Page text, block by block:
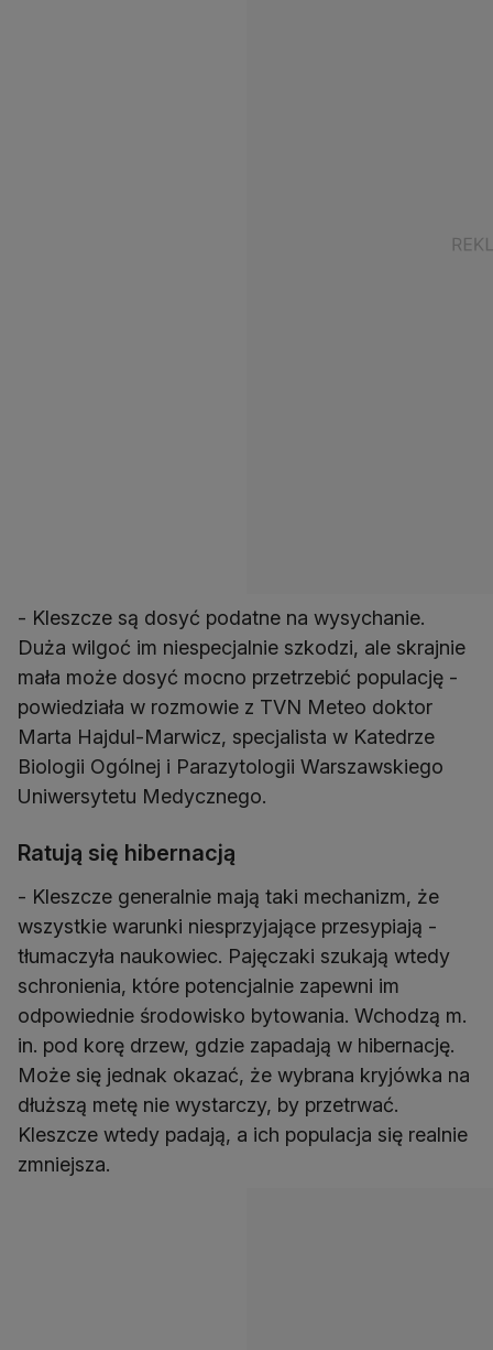
- Kleszcze są dosyć podatne na wysychanie.
Duża wilgoć im niespecjalnie szkodzi, ale skrajnie
mała może dosyć mocno przetrzebić populację -
powiedziała w rozmowie z TVN Meteo doktor
Marta Hajdul-Marwicz, specjalista w Katedrze
Biologii Ogólnej i Parazytologii Warszawskiego
Uniwersytetu Medycznego.
Ratują się hibernacją
- Kleszcze generalnie mają taki mechanizm, że
wszystkie warunki niesprzyjające przesypiają -
tłumaczyła naukowiec. Pajęczaki szukają wtedy
schronienia, które potencjalnie zapewni im
odpowiednie środowisko bytowania. Wchodzą m.
in. pod korę drzew, gdzie zapadają w hibernację.
Może się jednak okazać, że wybrana kryjówka na
dłuższą metę nie wystarczy, by przetrwać.
Kleszcze wtedy padają, a ich populacja się realnie
zmniejsza.